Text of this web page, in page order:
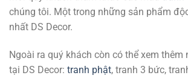
chúng tôi. Một trong những sản phẩm
nhất DS Decor.
Ngoài ra quý khách còn có thể xem thêm
tại DS Decor: tranh phật, tranh 3 bức,